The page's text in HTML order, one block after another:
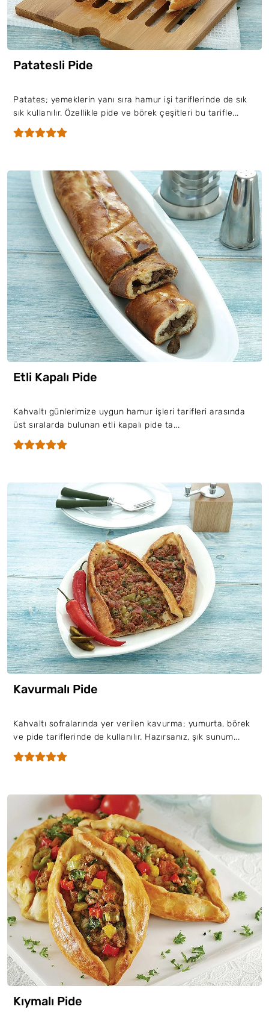
Patatesli Pide
Patates; yemeklerin yanı sıra hamur işi tariflerinde de sık
sık kullanılır. Özellikle pide ve börek çeşitleri bu tarifle...
Etli Kapalı Pide
Kahvaltı günlerimize uygun hamur işleri tarifleri arasında
üst sıralarda bulunan etli kapalı pide ta...
Kavurmalı Pide
Kahvaltı sofralarında yer verilen kavurma; yumurta, börek
ve pide tariflerinde de kullanılır. Hazırsanız, şık sunum...
Kıymalı Pide